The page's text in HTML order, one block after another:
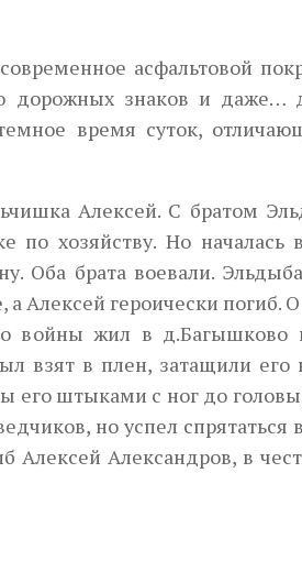
асфальтовой
дорожных знаков и даже…
время суток,
Алексей. С братом
хозяйству. Но началась
брата воевали.
Алексей героически погиб.
войны жил в
взят в плен, затащили
его штыками с ног до
но успел спрятаться
Алексей Александров, в